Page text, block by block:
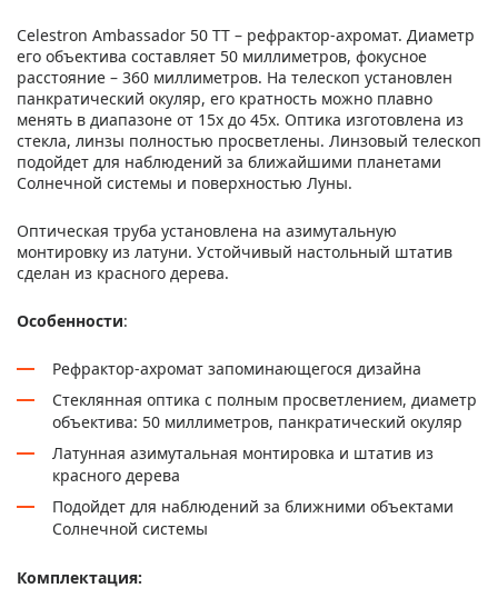
Celestron Ambassador 50 TT – рефрактор-ахромат. Диаметр
его объектива составляет 50 миллиметров, фокусное
расстояние – 360 миллиметров. На телескоп установлен
панкратический окуляр, его кратность можно плавно
менять в диапазоне от 15x до 45x. Оптика изготовлена из
стекла, линзы полностью просветлены. Линзовый телескоп
подойдет для наблюдений за ближайшими планетами
Солнечной системы и поверхностью Луны.
Оптическая труба установлена на азимутальную
монтировку из латуни. Устойчивый настольный штатив
сделан из красного дерева.
Особенности:
Рефрактор-ахромат запоминающегося дизайна
Стеклянная оптика с полным просветлением, диаметр
объектива: 50 миллиметров, панкратический окуляр
Латунная азимутальная монтировка и штатив из
красного дерева
Подойдет для наблюдений за ближними объектами
Солнечной системы
Комплектация: